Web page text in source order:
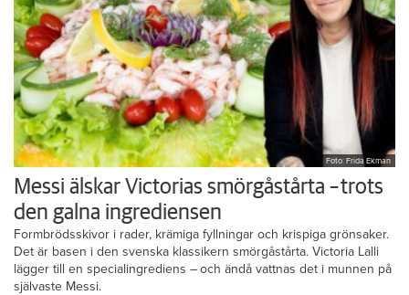
Foto: Frida Ekman
Messi älskar Victorias smörgåstårta – trots
den galna ingrediensen
Formbrödsskivor i rader, krämiga fyllningar och krispiga grönsaker.
Det är basen i den svenska klassikern smörgåstårta. Victoria Lalli
lägger till en specialingrediens – och ändå vattnas det i munnen på
självaste Messi.